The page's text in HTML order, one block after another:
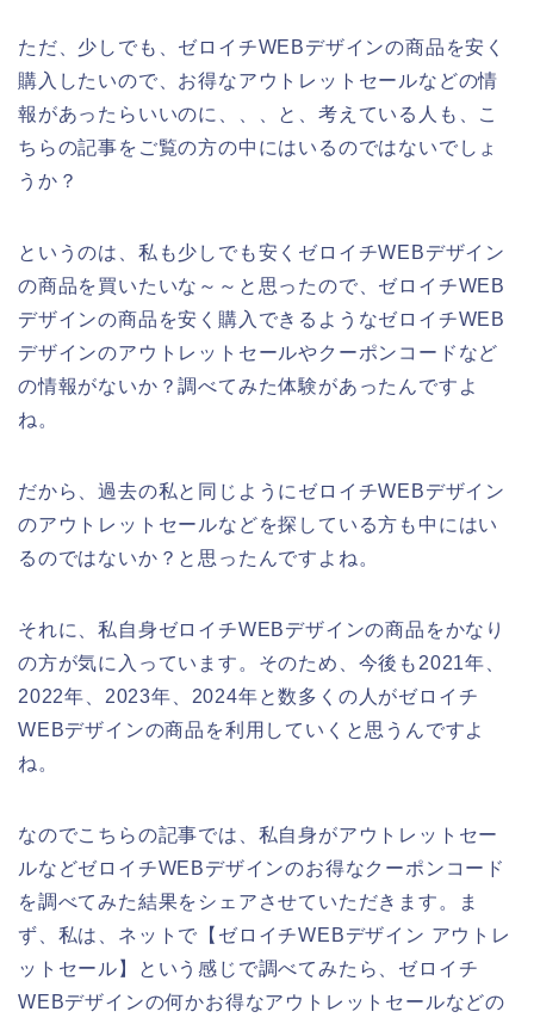
ただ、少しでも、ゼロイチWEBデザインの商品を安く
購入したいので、お得なアウトレットセールなどの情
報があったらいいのに、、、と、考えている人も、こ
ちらの記事をご覧の方の中にはいるのではないでしょ
うか？
というのは、私も少しでも安くゼロイチWEBデザイン
の商品を買いたいな～～と思ったので、ゼロイチWEB
デザインの商品を安く購入できるようなゼロイチWEB
デザインのアウトレットセールやクーポンコードなど
の情報がないか？調べてみた体験があったんですよ
ね。
だから、過去の私と同じようにゼロイチWEBデザイン
のアウトレットセールなどを探している方も中にはい
るのではないか？と思ったんですよね。
それに、私自身ゼロイチWEBデザインの商品をかなり
の方が気に入っています。そのため、今後も2021年、
2022年、2023年、2024年と数多くの人がゼロイチ
WEBデザインの商品を利用していくと思うんですよ
ね。
なのでこちらの記事では、私自身がアウトレットセー
ルなどゼロイチWEBデザインのお得なクーポンコード
を調べてみた結果をシェアさせていただきます。ま
ず、私は、ネットで【ゼロイチWEBデザイン アウトレ
ットセール】という感じで調べてみたら、ゼロイチ
WEBデザインの何かお得なアウトレットセールなどの